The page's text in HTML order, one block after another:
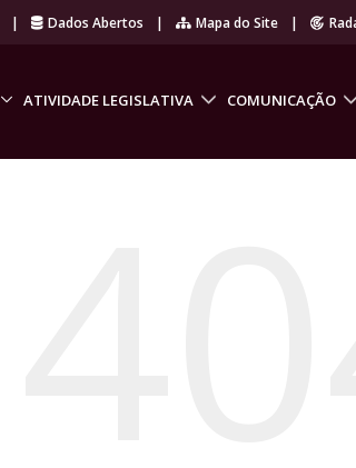
| Dados Abertos | Mapa do Site |
ATIVIDADE LEGISLATIVA COMUNICAÇÃO